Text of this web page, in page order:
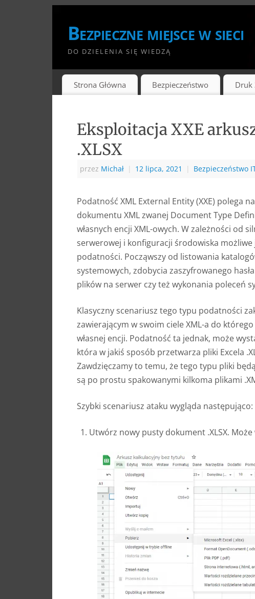
Bezpieczne miejsce w sieci
DO DZIELENIA SIĘ WIEDZĄ
Strona Główna Bezpieczeństwo Druk
Eksploitacja XXE
.XLSX
przez Michał | 12 lipca, 2021 | Bezpieczeństwo
Podatność XML External Entity (XXE) polega
dokumentu XML zwanej Document Type
własnych encji XML-owych. W zależności od
serwerowej i konfiguracji środowiska
podatności. Począwszy od listowania
systemowych, zdobycia zaszyfrowanego
plików na serwer czy też wykonania poleceń
Klasyczny scenariusz tego typu podatności
zawierającym w swoim ciele XML-a do
własnej encji. Podatność ta jednak, może
która w jakiś sposób przetwarza pliki Excela
Zawdzięczamy to temu, że tego typu pliki
są po prostu spakowanymi kilkoma plikami
Szybki scenariusz ataku wygląda następująco:
Utwórz nowy pusty dokument .XLSX.